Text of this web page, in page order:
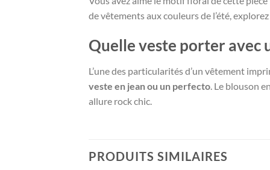
de vêtements aux couleurs de l’été,
Quelle veste porter avec
L’une des particularités d’un vêtement
veste en jean ou un perfecto. Le blouson
allure rock chic.
PRODUITS SIMILAIRES